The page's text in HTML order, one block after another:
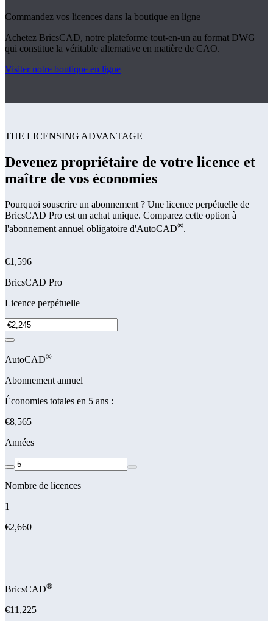
Commandez vos licences dans la boutique en ligne
Achetez BricsCAD, notre plateforme tout-en-un au format DWG
qui constitue la véritable alternative en matière de CAO.
Visiter notre boutique en ligne
THE LICENSING ADVANTAGE
Devenez propriétaire de votre licence et
maître de vos économies
Pourquoi souscrire un abonnement ? Une licence perpétuelle de
BricsCAD Pro est un achat unique. Comparez cette option à
l'abonnement annuel obligatoire d'AutoCAD®.
€1,596
BricsCAD Pro
Licence perpétuelle
AutoCAD®
Abonnement annuel
Économies totales en 5 ans :
€8,565
Années
Nombre de licences
1
€2,660
BricsCAD®
€11,225